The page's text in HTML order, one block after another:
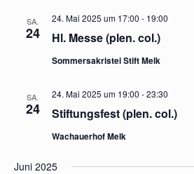
SA.
24 Hl. Messe (plen. col.)
24. Mai 2025 um 17:00 - 19:00
Sommersakristei Stift Melk
SA.
24 Stiftungsfest (plen. col.)
24. Mai 2025 um 19:00 -23:30
Wachauerhof Melk
Juni 2025